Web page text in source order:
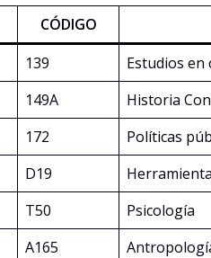
CÓDIGO
139 Estudios en
149A Historia
172 Políticas
D19
T50 Psicología
A165